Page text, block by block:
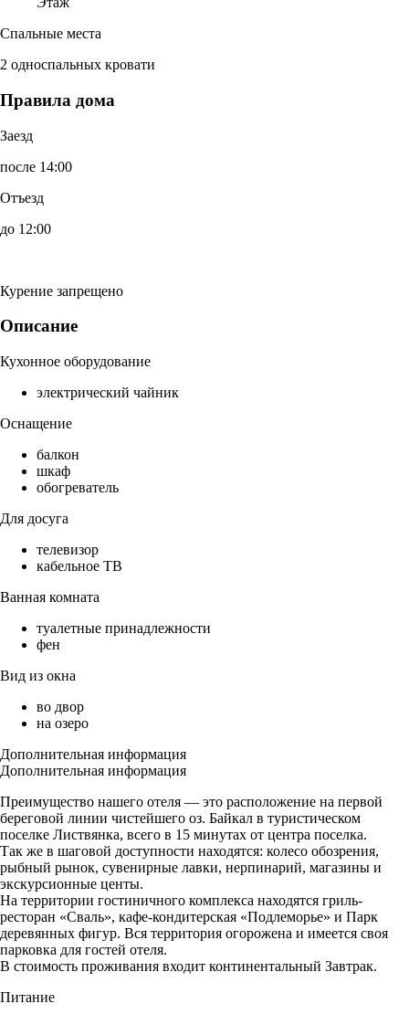
Спальные места
2 односпальных кровати
Правила дома
Заезд
после 14:00
Отъезд
до 12:00
Курение запрещено
Описание
Кухонное оборудование
электрический чайник
Оснащение
балкон
шкаф
обогреватель
Для досуга
телевизор
кабельное ТВ
Ванная комната
туалетные принадлежности
фен
Вид из окна
во двор
на озеро
Дополнительная информация
Дополнительная информация
Преимущество нашего отеля — это расположение на первой
береговой линии чистейшего оз. Байкал в туристическом
поселке Листвянка, всего в 15 минутах от центра поселка.
Так же в шаговой доступности находятся: колесо обозрения,
рыбный рынок, сувенирные лавки, нерпинарий, магазины и
экскурсионные центы.
На территории гостиничного комплекса находятся гриль-
ресторан «Сваль», кафе-кондитерская «Подлеморье» и Парк
деревянных фигур. Вся территория огорожена и имеется своя
парковка для гостей отеля.
В стоимость проживания входит континентальный Завтрак.
Питание